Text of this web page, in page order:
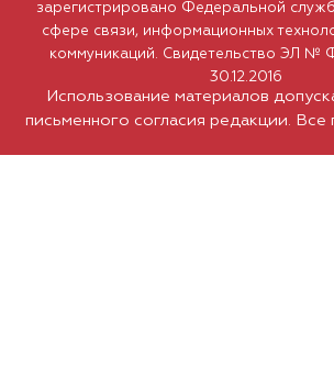
Использование материалов
письменного согласия редакции. Все
зарегистрировано Федеральной
сфере связи, информационных
коммуникаций. Свидетельство ЭЛ №
30.12.2016